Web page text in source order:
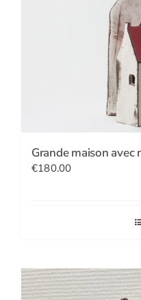
Grande maison avec
€180.00